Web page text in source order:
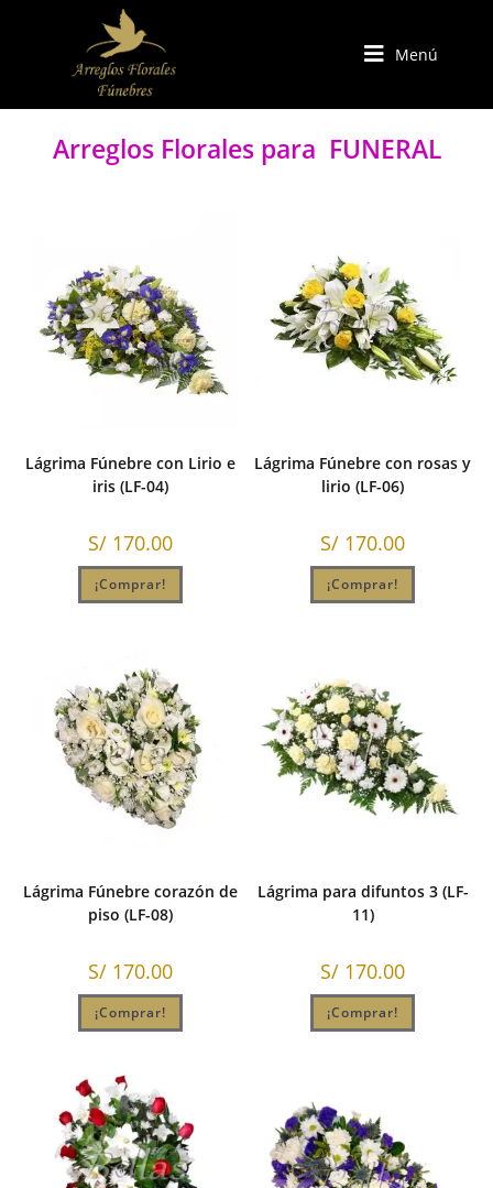
Menú
Arreglos Florales para FUNERAL
Lágrima Fúnebre con Lirio e
iris (LF-04)
S/170.00
¡Comprar!
Lágrima Fúnebre con rosas y
lirio (LF-06)
S/ 170.00
¡Comprar!
Lágrima Fúnebre corazón de
piso (LF-08)
S/170.00
¡Comprar!
Lágrima para difuntos 3 (LF-
11)
S/ 170.00
¡Comprar!